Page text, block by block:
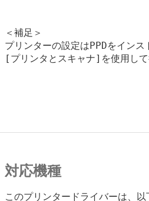
＜補足＞
プリンターの設定はPPDをイン
[プリンタとスキャナ]を使用して
対応機種
このプリンタードライバーは、